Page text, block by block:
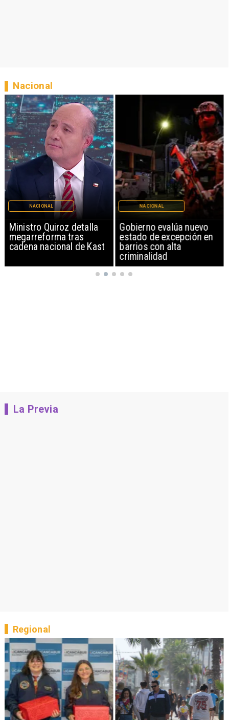
Ministro Quiroz detalla
megarreforma tras
cadena nacional de Kast
NACIONAL
Gobierno evalúa nuevo
estado de excepción en
barrios con alta
criminalidad
NACIONAL
Nacional
La Previa
Regional